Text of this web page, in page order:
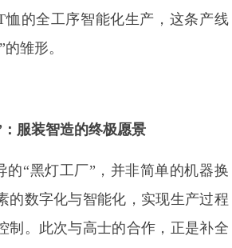
恤的全工序智能化生产，这条产线
雏形。
服装智造的终极愿景
“黑灯工厂”，并非简单的机器换
的数字化与智能化，实现生产过程
制。此次与高士的合作，正是补全